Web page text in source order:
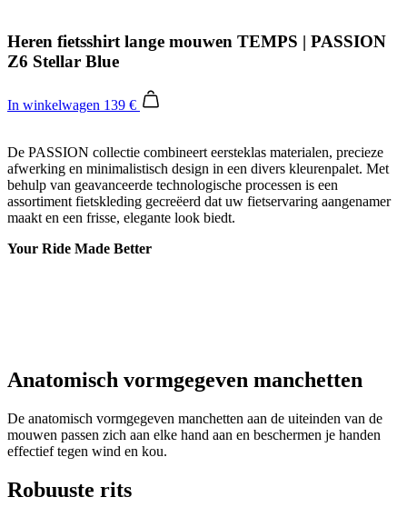
Heren fietsshirt lange mouwen TEMPS | PASSION
Z6 Stellar Blue
In winkelwagen 139 €
De PASSION collectie combineert eersteklas materialen, precieze
afwerking en minimalistisch design in een divers kleurenpalet. Met
behulp van geavanceerde technologische processen is een
assortiment fietskleding gecreëerd dat uw fietservaring aangenamer
maakt en een frisse, elegante look biedt.
Your Ride Made Better
Anatomisch vormgegeven manchetten
De anatomisch vormgegeven manchetten aan de uiteinden van de
mouwen passen zich aan elke hand aan en beschermen je handen
effectief tegen wind en kou.
Robuuste rits